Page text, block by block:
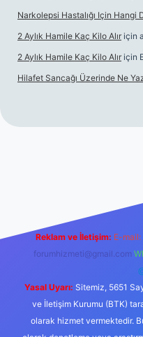
Narkolepsi Hastalığı Için Hangi
2 Aylık Hamile Kaç Kilo Alır için
2 Aylık Hamile Kaç Kilo Alır için
Hilafet Sancağı Üzerinde Ne
Reklam ve İletişim: E-mail:
forumhizmeti@gmail.com
Yasal Uyarı: Sitemiz, 5651
ve İletişim Kurumu (BTK)
olarak hizmet vermektedir.